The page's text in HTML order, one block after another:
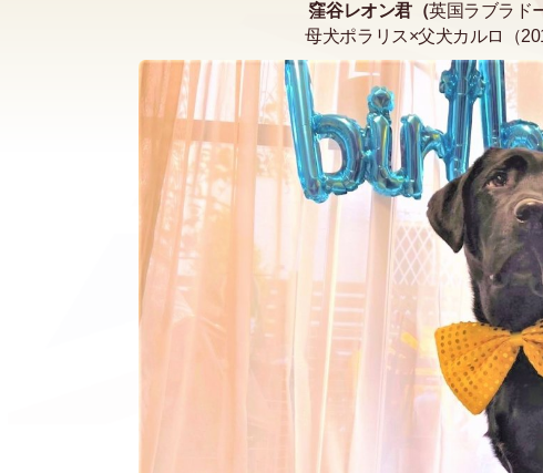
窪谷レオン君（英国ラブラド
母犬ポラリス×父犬カルロ（